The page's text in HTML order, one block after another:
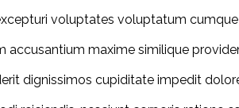
voluptates voluptatum
maxime similique
dignissimos cupiditate impedit